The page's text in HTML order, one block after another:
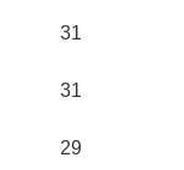
31
31
29